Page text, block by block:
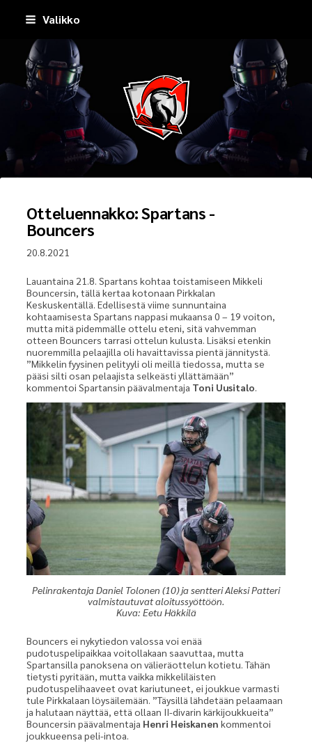
Siirry
sivun
sisältöön
Valikko
Pirkkala Spartans
Otteluennakko: Spartans -
Bouncers
20.8.2021
Lauantaina 21.8. Spartans kohtaa toistamiseen Mikkeli
Bouncersin, tällä kertaa kotonaan Pirkkalan
Keskuskentällä. Edellisestä viime sunnuntaina
kohtaamisesta Spartans nappasi mukaansa 0 – 19 voiton,
mutta mitä pidemmälle ottelu eteni, sitä vahvemman
otteen Bouncers tarrasi ottelun kulusta. Lisäksi etenkin
nuoremmilla pelaajilla oli havaittavissa pientä jännitystä.
”Mikkelin fyysinen pelityyli oli meillä tiedossa, mutta se
pääsi silti osan pelaajista selkeästi yllättämään”
kommentoi Spartansin päävalmentaja Toni Uusitalo.
Pelinrakentaja Daniel Tolonen (10) ja sentteri Aleksi Patteri
valmistautuvat aloitussyöttöön.
Kuva: Eetu Häkkilä
Bouncers ei nykytiedon valossa voi enää
pudotuspelipaikkaa voitollakaan saavuttaa, mutta
Spartansilla panoksena on välieräottelun kotietu. Tähän
tietysti pyritään, mutta vaikka mikkeliläisten
pudotuspelihaaveet ovat kariutuneet, ei joukkue varmasti
tule Pirkkalaan löysäilemään. ”Täysillä lähdetään pelaamaan
ja halutaan näyttää, että ollaan II-divarin kärkijoukkueita”
Bouncersin päävalmentaja Henri Heiskanen kommentoi
joukkueensa peli-intoa.